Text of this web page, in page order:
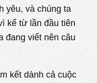
yêu, và chúng ta
kể từ lần đầu tiên
đang viết nên câu
kết dành cả cuộc